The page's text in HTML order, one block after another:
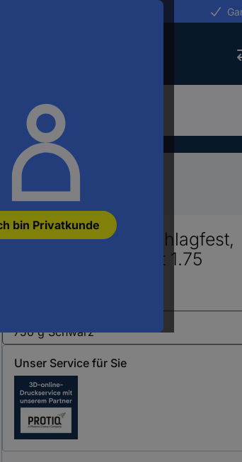
bin Privatkunde
Druck 3D Drucker Filament
Filament ABS schlagfest,
hohe Zugfestigkeit 1.75
Unser Service für Sie